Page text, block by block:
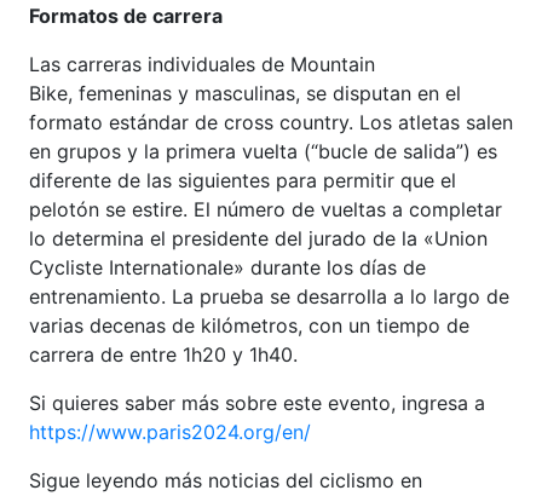
Formatos de carrera
Las carreras individuales de Mountain
Bike, femeninas y masculinas, se disputan en el
formato estándar de cross country. Los atletas salen
en grupos y la primera vuelta (“bucle de salida”) es
diferente de las siguientes para permitir que el
pelotón se estire. El número de vueltas a completar
lo determina el presidente del jurado de la «Union
Cycliste Internationale» durante los días de
entrenamiento. La prueba se desarrolla a lo largo de
varias decenas de kilómetros, con un tiempo de
carrera de entre 1h20 y 1h40.
Si quieres saber más sobre este evento, ingresa a
https://www.paris2024.org/en/
Sigue leyendo más noticias del ciclismo en